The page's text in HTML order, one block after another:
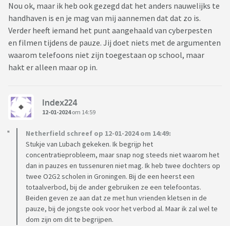
Nou ok, maar ik heb ook gezegd dat het anders nauwelijks te
handhaven is en je mag van mij aannemen dat dat zo is.
Verder heeft iemand het punt aangehaald van cyberpesten
en filmen tijdens de pauze. Jij doet niets met de argumenten
waarom telefoons niet zijn toegestaan op school, maar
hakt er alleen maar op in.
Index224
12-01-2024om 14:59
Netherfield schreef op 12-01-2024 om 14:49:
Stukje van Lubach gekeken. Ik begrijp het
concentratieprobleem, maar snap nog steeds niet waarom het
dan in pauzes en tussenuren niet mag. Ik heb twee dochters op
twee O2G2 scholen in Groningen. Bij de een heerst een
totaalverbod, bij de ander gebruiken ze een telefoontas.
Beiden geven ze aan dat ze met hun vrienden kletsen in de
pauze, bij de jongste ook voor het verbod al. Maar ik zal wel te
dom zijn om dit te begrijpen.